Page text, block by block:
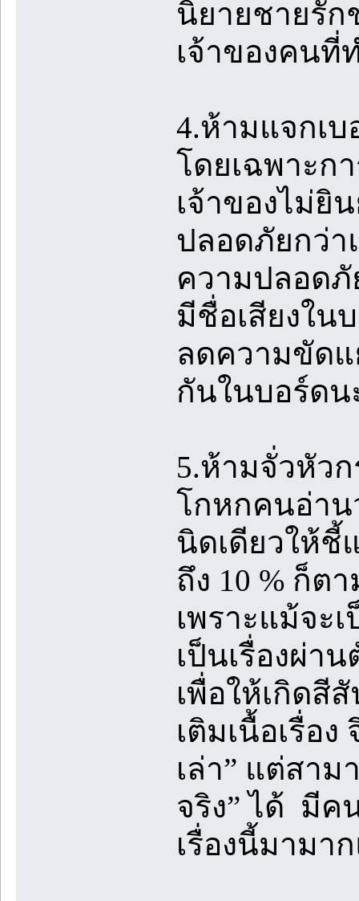
นิยายชายรัก
เจ้าของคนที่
4.ห้ามแจกเบ
โดยเฉพาะก
เจ้าของไม่ยิ
ปลอดภัยกว่า
ความปลอด
มีชื่อเสียงใน
ลดความขัดแ
กันในบอร์ดน
5.ห้ามจั่วหัวก
โกหกคนอ่าน
นิดเดียวให้ชี้
ถึง 10 % ก็ต
เพราะแม้จะ
เป็นเรื่องผ่า
เพื่อให้เกิดสี
เติมเนื้อเรื่อ
เล่า” แต่สาม
จริง” ได้ มีค
เรื่องนี้มามา